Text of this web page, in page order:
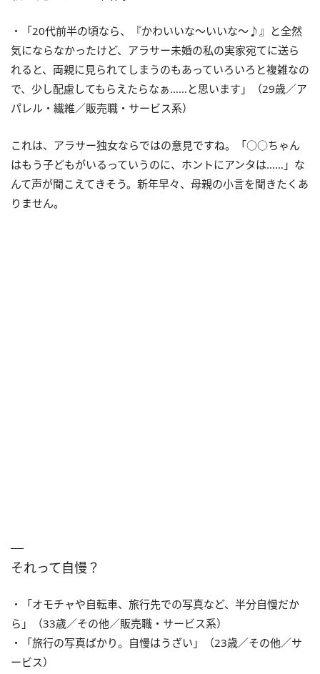
・「20代前半の頃なら、『かわいいな～いいな～♪』と全然
気にならなかったけど、アラサー未婚の私の実家宛てに送ら
れると、両親に見られてしまうのもあっていろいろと複雑なの
で、少し配慮してもらえたらなぁ……と思います」（29歳／ア
パレル・繊維／販売職・サービス系）
これは、アラサー独女ならではの意見ですね。「○○ちゃん
はもう子どもがいるっていうのに、ホントにアンタは……」な
んて声が聞こえてきそう。新年早々、母親の小言を聞きたくあ
りません。
それって自慢？
・「オモチャや自転車、旅行先での写真など、半分自慢だか
ら」（33歳／その他／販売職・サービス系）
・「旅行の写真ばかり。自慢はうざい」（23歳／その他／サ
ービス）